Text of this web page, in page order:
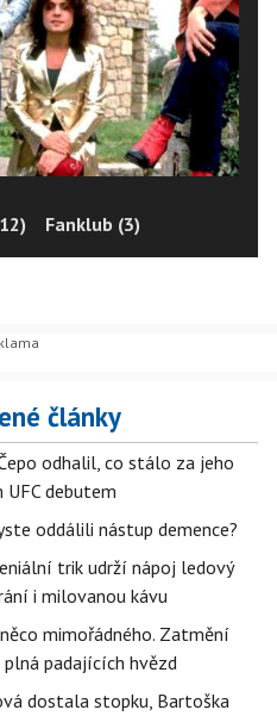
Fanklub (3)
články
odhalil, co stálo za jeho
UFC debutem
oddálili nástup demence?
trik udrží nápoj ledový
i milovanou kávu
mimořádného. Zatmění
padajících hvězd
dostala stopku, Bartoška